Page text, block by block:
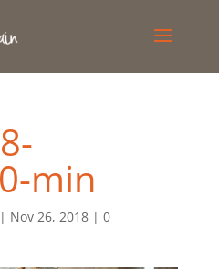
min
| Nov 26, 2018| 0